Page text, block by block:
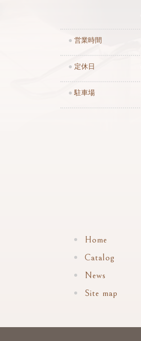
● 営業時間
● 定休日
● 駐車場
Home
Catalog
News
Site map